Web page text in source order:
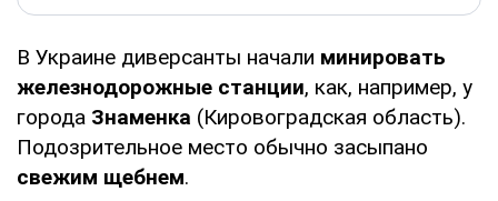
В Украине диверсанты начали минировать
железнодорожные станции, как, например, у
города Знаменка (Кировоградская область).
Подозрительное место обычно засыпано
свежим щебнем.